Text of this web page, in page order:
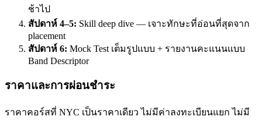
ช้าไป
สัปดาห์ 4–5: Skill deep dive — เจาะทักษะที่อ่อนที่สุดจาก
placement
สัปดาห์ 6: Mock Test เต็มรูปแบบ + รายงานคะแนนแบบ
Band Descriptor
ราคาและการผ่อนชำระ
ราคาคอร์สที่ NYC เป็นราคาเดียว ไม่มีค่าลงทะเบียนแยก ไม่มี